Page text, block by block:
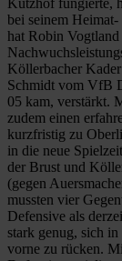
bei seinem
hat Robin
Köllerbacher
Schmidt vom VfB
05 kam, verstärkt.
zudem einen
kurzfristig zu
in die neue
der Brust und
(gegen
mussten vier
Defensive als
stark genug, sich
vorne zu rücken.